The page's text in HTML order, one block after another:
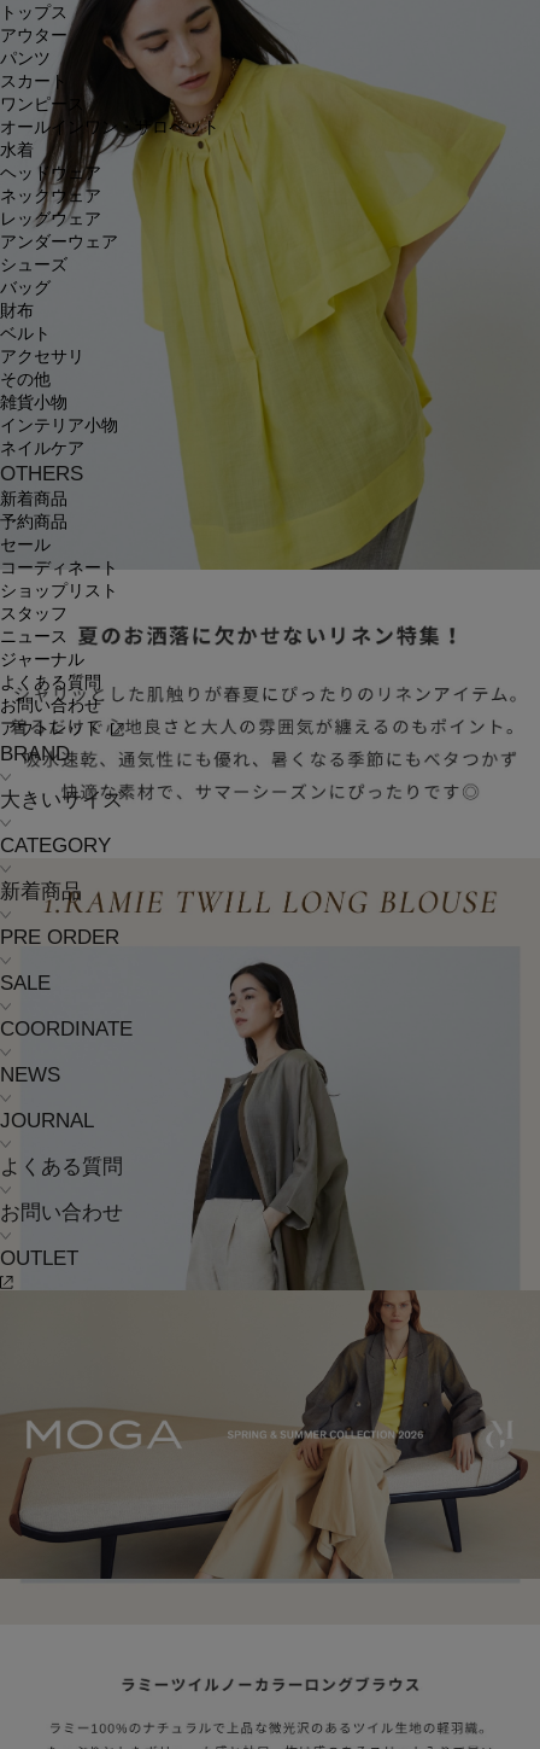
トップス
アウター
パンツ
スカート
ワンピース
オールインワン・サロペット
水着
ヘッドウェア
ネックウェア
レッグウェア
アンダーウェア
シューズ
バッグ
財布
ベルト
アクセサリ
その他
雑貨小物
インテリア小物
ネイルケア
OTHERS
新着商品
予約商品
セール
コーディネート
ショップリスト
スタッフ
ニュース
ジャーナル
よくある質問
お問い合わせ
アウトレット
BRAND
大きいサイズ
CATEGORY
新着商品
PRE ORDER
SALE
COORDINATE
NEWS
JOURNAL
よくある質問
お問い合わせ
OUTLET